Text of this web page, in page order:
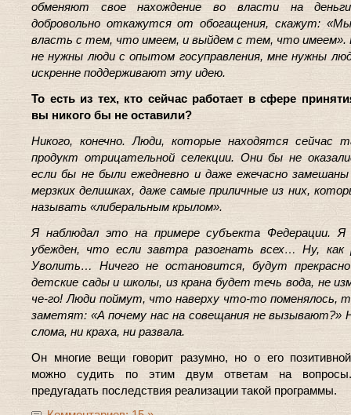
обменяют свое нахождение во власти на
добровольно откажутся от обогащения, скажут:
власть с тем, что имеем, и выйдем с тем, что имеем».
не нужны люди с опытом госуправления, мне нужны
искренне поддерживают эту идею.
То есть из тех, кто сейчас работает в сфере
вы никого бы не оставили?
Никого, конечно. Люди, которые находятся
продукт отрицательной селекции. Они бы не
если бы не были ежедневно и даже ежечасно
мерзких делишках, даже самые приличные из них,
называть «либеральным крылом».
Я наблюдал это на примере субъекта Федерации. Я
убежден, что если завтра разогнать всех… Ну, как
Уволить… Ничего не остановится, будут
детские сады и школы, из крана будет течь вода, не
че-го! Люди поймут, что наверху что-то поменялось,
заметят: «А почему нас на совещания не вызывают?»
слома, ни краха, ни развала.
Он многие вещи говорит разумно, но о его
можно судить по этим двум ответам на
предугадать последствия реализации такой программы.